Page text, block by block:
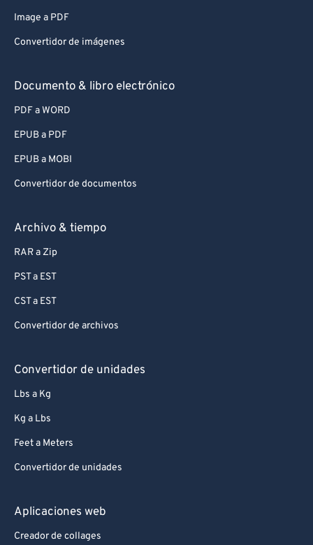
Image a PDF
Convertidor de imágenes
Documento & libro electrónico
PDF a WORD
EPUB a PDF
EPUB a MOBI
Convertidor de documentos
Archivo & tiempo
RAR a Zip
PST a EST
CST a EST
Convertidor de archivos
Convertidor de unidades
Lbs a Kg
Kg a Lbs
Feet a Meters
Convertidor de unidades
Aplicaciones web
Creador de collages